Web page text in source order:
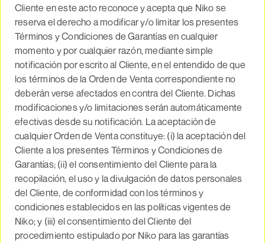
Cliente en este acto reconoce y acepta que Niko se
reserva el derecho a modificar y/o limitar los presentes
Términos y Condiciones de Garantías en cualquier
momento y por cualquier razón, mediante simple
notificación por escrito al Cliente, en el entendido de que
los términos de la Orden de Venta correspondiente no
deberán verse afectados en contra del Cliente. Dichas
modificaciones y/o limitaciones serán automáticamente
efectivas desde su notificación. La aceptación de
cualquier Orden de Venta constituye: (i) la aceptación del
Cliente a los presentes Términos y Condiciones de
Garantías; (ii) el consentimiento del Cliente para la
recopilación, el uso y la divulgación de datos personales
del Cliente, de conformidad con los términos y
condiciones establecidos en las políticas vigentes de
Niko; y (iii) el consentimiento del Cliente del
procedimiento estipulado por Niko para las garantías